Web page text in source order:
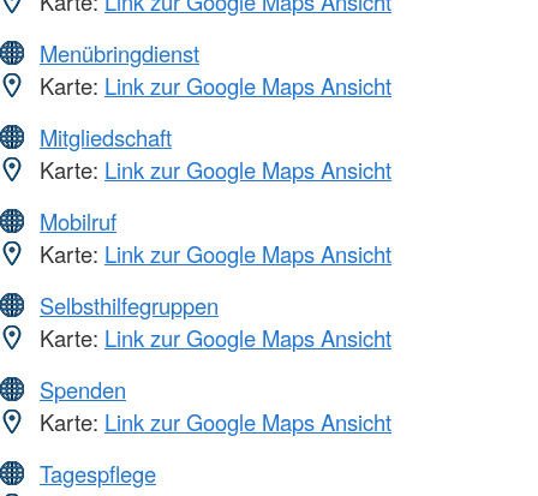
Menübringdienst
Karte: Link zur Google Maps Ansicht
Mitgliedschaft
Karte: Link zur Google Maps Ansicht
Mobilruf
Karte: Link zur Google Maps Ansicht
Selbsthilfegruppen
Karte: Link zur Google Maps Ansicht
Spenden
Karte: Link zur Google Maps Ansicht
Tagespflege